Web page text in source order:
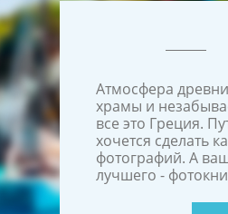
Атмосфера
храмы и
все это Греция.
хочется сделать
фотографий. А
лучшего -